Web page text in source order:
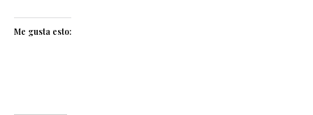
Me gusta esto: